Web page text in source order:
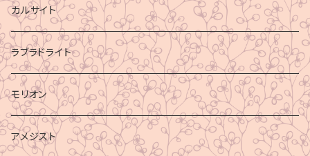
カルサイト
ラブラドライト
モリオン
アメジスト